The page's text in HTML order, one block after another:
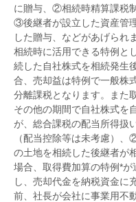
に贈与、②相続時精算課税
③後継者が設立した資産管
した贈与、などがあげられ
相続時に活用できる特例と
続した自社株式を相続発生
合、売却益は特例で一般株
分離課税となります。また
その他の期間で自社株式を
が、総合課税の配当所得扱
（配当控除等は未考慮）
の土地を相続した後継者が
場合、取得費加算の特例*
し、売却代金を納税資金に
前、社長が会社に事業用不